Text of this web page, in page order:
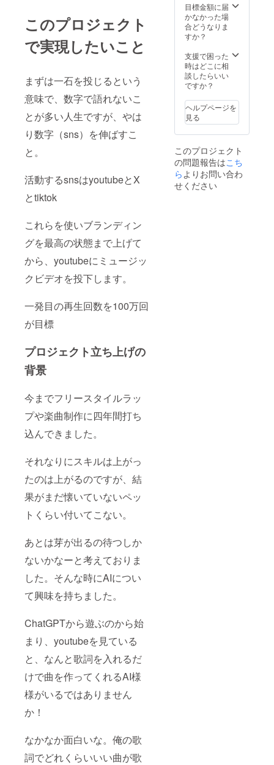
このプロジェクト
で実現したいこと
まずは一石を投じるという
意味で、数字で語れないこ
とが多い人生ですが、やは
り数字（sns）を伸ばすこ
と。
活動するsnsはyoutubeとX
とtiktok
これらを使いブランディン
グを最高の状態まで上げて
から、youtubeにミュージッ
クビデオを投下します。
一発目の再生回数を100万回
が目標
プロジェクト立ち上げの
背景
今までフリースタイルラッ
プや楽曲制作に四年間打ち
込んできました。
それなりにスキルは上がっ
たのは上がるのですが、結
果がまだ懐いていないペッ
トくらい付いてこない。
あとは芽が出るの待つしか
ないかなーと考えておりま
した。そんな時にAIについ
て興味を持ちました。
ChatGPTから遊ぶのから始
まり、youtubeを見ている
と、なんと歌詞を入れるだ
けで曲を作ってくれるAI様
様がいるではありません
か！
なかなか面白いな。俺の歌
詞でどれくらいいい曲が歌
目標金額に届
かなかった場
合どうなりま
すか？
支援で困った
時はどこに相
談したらいい
ですか？
ヘルプページを
見る
このプロジェクト
の問題報告はこち
ら よりお問い合わ
せください